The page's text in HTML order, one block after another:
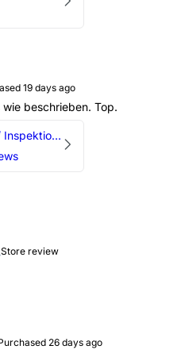
19 days ago
beschrieben. Top.
Servicepaket / Inspektionspaket 1 mit Motul 300V 5W40 - 5W50 für alle 2.5 TFSI Modelle
Store review
26 days ago